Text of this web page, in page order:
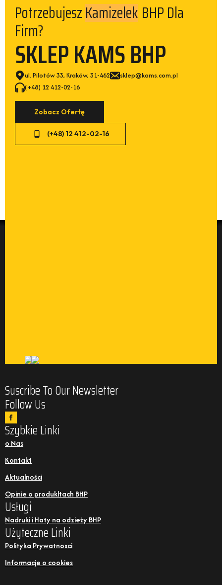
PotrzebujeszKamizelek BHP Dla
Firm?
SKLEP KAMS BHP
ul. Pilotów 33, Kraków, 31-462
sklep@kams.com.pl
(+48) 12 412-02-16
Zobacz Ofertę
(+48) 12 412-02-16
Suscribe To Our Newsletter
Follow Us
Szybkie Linki
o Nas
Kontakt
Aktualności
Opinie o produkltach BHP
Usługi
Nadruki i Haty na odzieży BHP
Użyteczne Linki
Polityka Prywatnosci
Informacje o cookies